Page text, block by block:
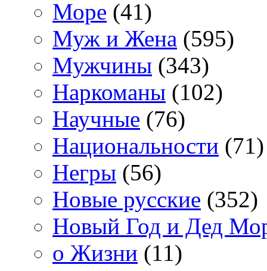
Море (41)
Муж и Жена (595)
Мужчины (343)
Наркоманы (102)
Научные (76)
Национальности (71)
Негры (56)
Новые русские (352)
Новый Год и Дед
о Жизни (11)